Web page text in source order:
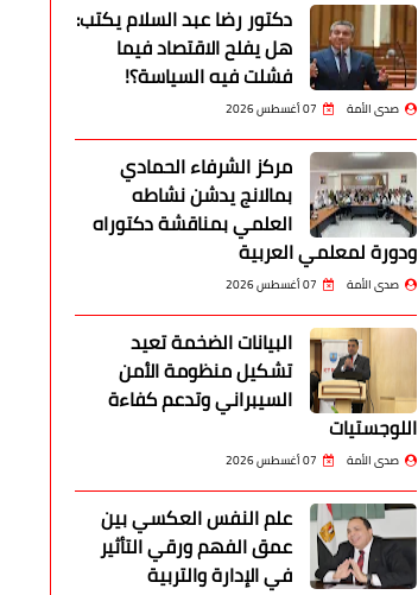
دكتور رضا عبد السلام يكتب:
هل يفلح الاقتصاد فيما
فشلت فيه السياسة؟!
صدى الأمة 07 أغسطس 2026
مركز الشرفاء الحمادي
بمالانج يدشن نشاطه
العلمي بمناقشة دكتوراه
ودورة لمعلمي العربية
صدى الأمة 07 أغسطس 2026
البيانات الضخمة تعيد
تشكيل منظومة الأمن
السيبراني وتدعم كفاءة
اللوجستيات
صدى الأمة 07 أغسطس 2026
علم النفس العكسي بين
عمق الفهم ورقي التأثير
في الإدارة والتربية